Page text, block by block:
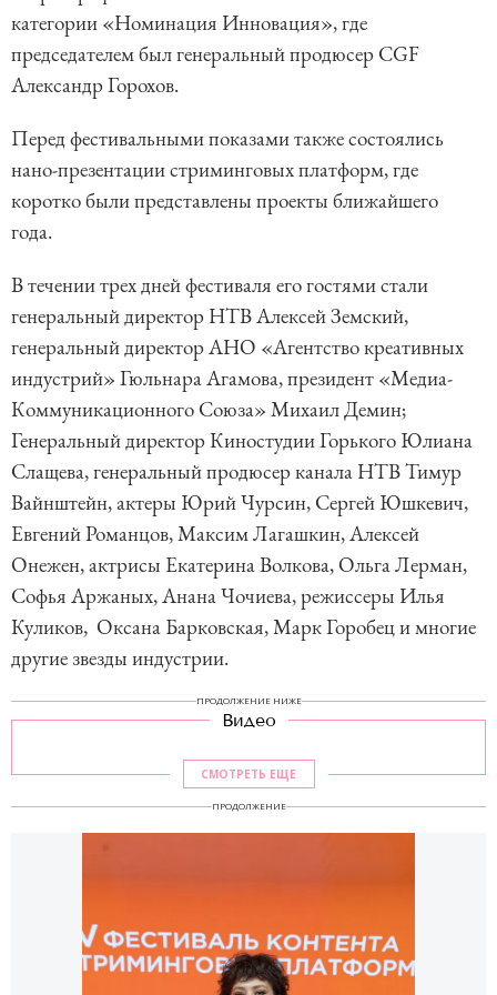
категории «Номинация Инновация», где
председателем был генеральный продюсер CGF
Александр Горохов.
Перед фестивальными показами также состоялись
нано-презентации стриминговых платформ, где
коротко были представлены проекты ближайшего
года.
В течении трех дней фестиваля его гостями стали
генеральный директор НТВ Алексей Земский,
генеральный директор АНО «Агентство креативных
индустрий» Гюльнара Агамова, президент «Медиа-
Коммуникационного Союза» Михаил Демин;
Генеральный директор Киностудии Горького Юлиана
Слащева, генеральный продюсер канала НТВ Тимур
Вайнштейн, актеры Юрий Чурсин, Сергей Юшкевич,
Евгений Романцов, Максим Лагашкин, Алексей
Онежен, актрисы Екатерина Волкова, Ольга Лерман,
Софья Аржаных, Анана Чочиева, режиссеры Илья
Куликов, Оксана Барковская, Марк Горобец и многие
другие звезды индустрии.
ПРОДОЛЖЕНИЕ НИЖЕ
Видео
СМОТРЕТЬ ЕЩЕ
ПРОДОЛЖЕНИЕ